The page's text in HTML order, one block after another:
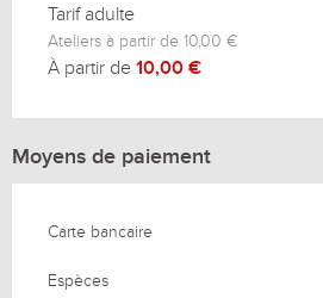
Tarif adulte
Ateliers à partir de 10,00 €
À partir de 10,00 €
Moyens de paiement
Carte bancaire
Espèces